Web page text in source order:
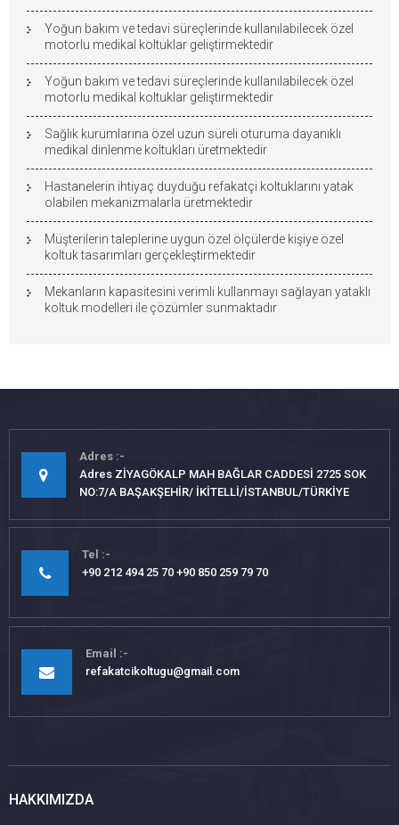
Yoğun bakım ve tedavi süreçlerinde kullanılabilecek özel
motorlu medikal koltuklar geliştirmektedir
Yoğun bakım ve tedavi süreçlerinde kullanılabilecek özel
motorlu medikal koltuklar geliştirmektedir
Sağlık kurumlarına özel uzun süreli oturuma dayanıklı
medikal dinlenme koltukları üretmektedir
Hastanelerin ihtiyaç duyduğu refakatçi koltuklarını yatak
olabilen mekanizmalarla üretmektedir
Müşterilerin taleplerine uygun özel ölçülerde kişiye özel
koltuk tasarımları gerçekleştirmektedir
Mekanların kapasitesini verimli kullanmayı sağlayan yataklı
koltuk modelleri ile çözümler sunmaktadır
Adres
Adres ZİYAGÖKALP MAH BAĞLAR CADDESİ 2725 SOK
NO:7/A BAŞAKŞEHİR/ İKİTELLİ/İSTANBUL/TÜRKİYE
Tel
+90 212 494 25 70 +90 850 259 79 70
Email
refakatcikoltugu@gmail.com
HAKKIMIZDA